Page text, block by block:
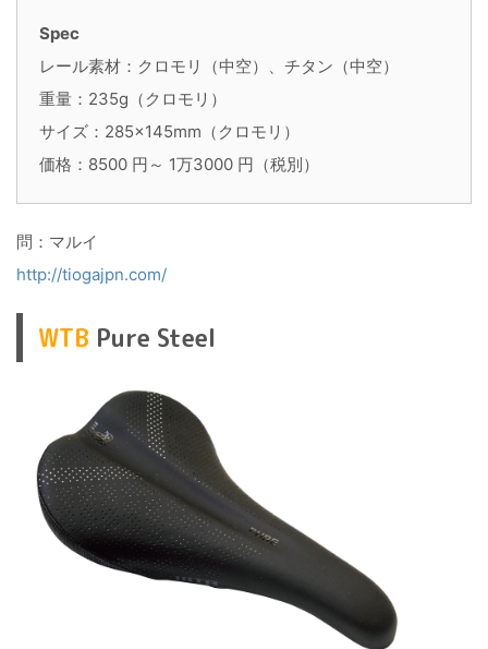
Spec
レール素材：クロモリ（中空）、チタン（中空）
重量：235g（クロモリ）
サイズ：285×145mm（クロモリ）
価格：8500 円～ 1万3000 円（税別）
問：マルイ
http://tiogajpn.com/
WTB Pure Steel